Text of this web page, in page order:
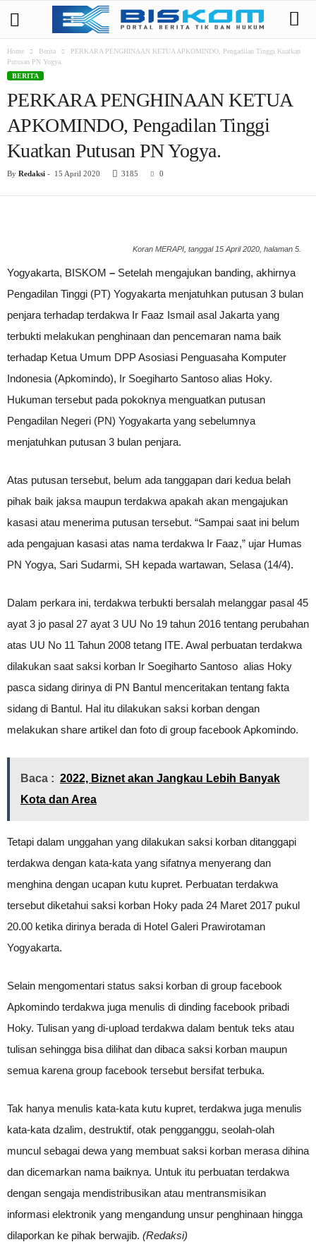
Home Berita
PERKARA PENGHINAAN KETUA APKOMINDO, Pengadilan Tinggi Kuatkan
Putusan PN Yogya.
BERITA
PERKARA PENGHINAAN KETUA
APKOMINDO, Pengadilan Tinggi
Kuatkan Putusan PN Yogya.
By Redaksi - 15 April 2020 3185 0
Koran MERAPI, tanggal 15 April 2020, halaman 5.
Yogyakarta, BISKOM – Setelah mengajukan banding, akhirnya
Pengadilan Tinggi (PT) Yogyakarta menjatuhkan putusan 3 bulan
penjara terhadap terdakwa Ir Faaz Ismail asal Jakarta yang
terbukti melakukan penghinaan dan pencemaran nama baik
terhadap Ketua Umum DPP Asosiasi Penguasaha Komputer
Indonesia (Apkomindo), Ir Soegiharto Santoso alias Hoky.
Hukuman tersebut pada pokoknya menguatkan putusan
Pengadilan Negeri (PN) Yogyakarta yang sebelumnya
menjatuhkan putusan 3 bulan penjara.
Atas putusan tersebut, belum ada tanggapan dari kedua belah
pihak baik jaksa maupun terdakwa apakah akan mengajukan
kasasi atau menerima putusan tersebut. “Sampai saat ini belum
ada pengajuan kasasi atas nama terdakwa Ir Faaz,” ujar Humas
PN Yogya, Sari Sudarmi, SH kepada wartawan, Selasa (14/4).
Dalam perkara ini, terdakwa terbukti bersalah melanggar pasal 45
ayat 3 jo pasal 27 ayat 3 UU No 19 tahun 2016 tentang perubahan
atas UU No 11 Tahun 2008 tetang ITE. Awal perbuatan terdakwa
dilakukan saat saksi korban Ir Soegiharto Santoso alias Hoky
pasca sidang dirinya di PN Bantul menceritakan tentang fakta
sidang di Bantul. Hal itu dilakukan saksi korban dengan
melakukan share artikel dan foto di group facebook Apkomindo.
Baca : 2022, Biznet akan Jangkau Lebih Banyak
Kota dan Area
Tetapi dalam unggahan yang dilakukan saksi korban ditanggapi
terdakwa dengan kata-kata yang sifatnya menyerang dan
menghina dengan ucapan kutu kupret. Perbuatan terdakwa
tersebut diketahui saksi korban Hoky pada 24 Maret 2017 pukul
20.00 ketika dirinya berada di Hotel Galeri Prawirotaman
Yogyakarta.
Selain mengomentari status saksi korban di group facebook
Apkomindo terdakwa juga menulis di dinding facebook pribadi
Hoky. Tulisan yang di-upload terdakwa dalam bentuk teks atau
tulisan sehingga bisa dilihat dan dibaca saksi korban maupun
semua karena group facebook tersebut bersifat terbuka.
Tak hanya menulis kata-kata kutu kupret, terdakwa juga menulis
kata-kata dzalim, destruktif, otak pengganggu, seolah-olah
muncul sebagai dewa yang membuat saksi korban merasa dihina
dan dicemarkan nama baiknya. Untuk itu perbuatan terdakwa
dengan sengaja mendistribusikan atau mentransmisikan
informasi elektronik yang mengandung unsur penghinaan hingga
dilaporkan ke pihak berwajib. (Redaksi)